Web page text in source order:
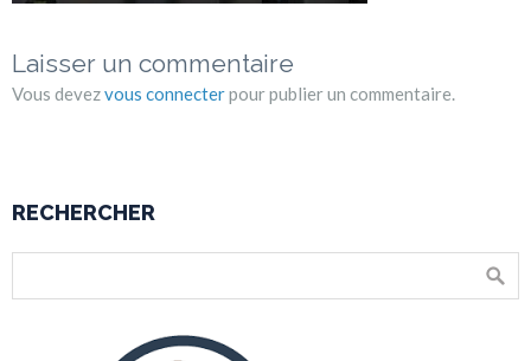
Laisser un commentaire
Vous devezvous connecterpour publier un commentaire.
RECHERCHER